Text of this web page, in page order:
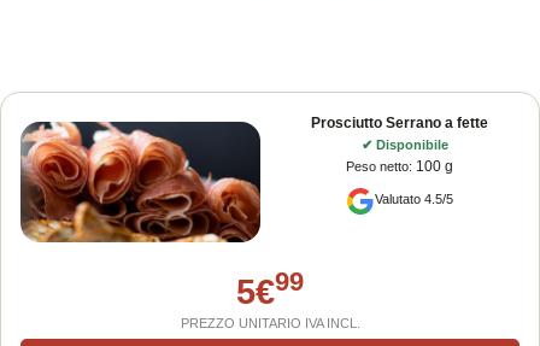
Prosciutto Serrano a fette
✔ Disponibile
Peso netto: 100 g
Valutato 4.5/5
5€99
PREZZO UNITARIO IVA INCL.